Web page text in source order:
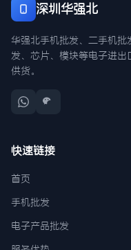
深圳华强北
华强北手机批发、二手机
发、芯片、模块等电子进
供货。
快速链接
首页
手机批发
电子产品批发